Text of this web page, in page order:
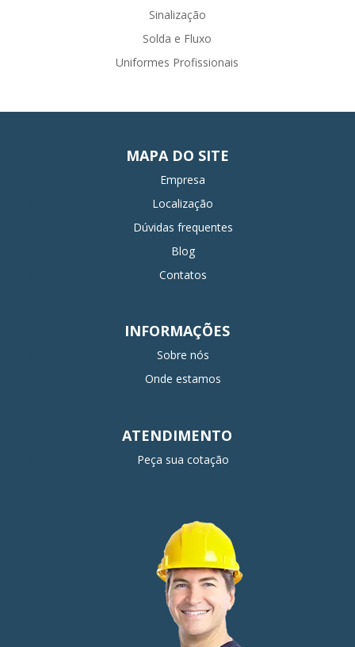
Sinalização
Solda e Fluxo
Uniformes Profissionais
MAPA DO SITE
Empresa
Localização
Dúvidas frequentes
Blog
Contatos
INFORMAÇÕES
Sobre nós
Onde estamos
ATENDIMENTO
Peça sua cotação